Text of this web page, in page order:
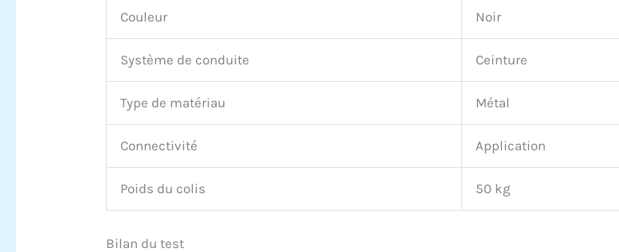
Couleur Noir
Système de conduite Ceinture
Type de matériau Métal
Connectivité Application
Poids du colis 50 kg
Bilan du test